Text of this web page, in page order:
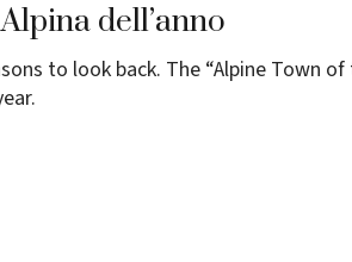
dell’anno
to look back. The “Alpine Town